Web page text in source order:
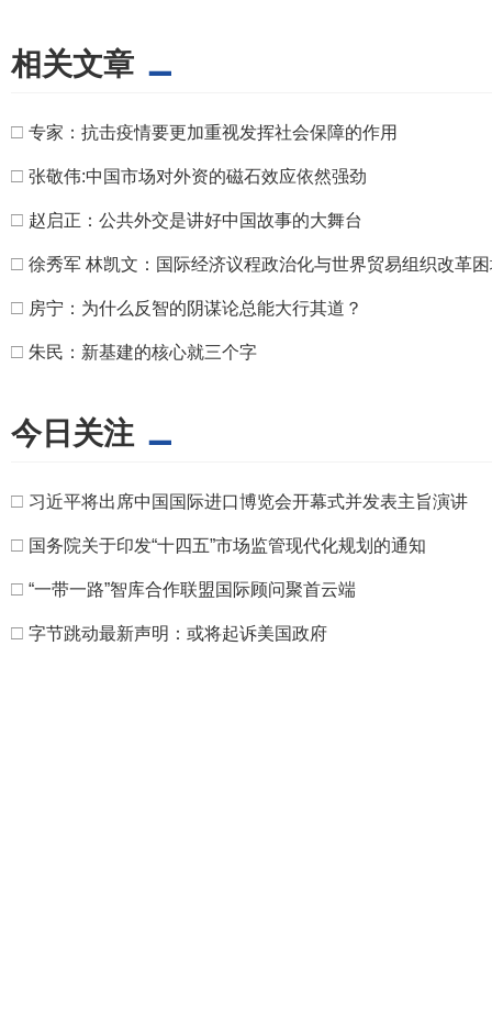
相关文章
□ 专家：抗击疫情要更加重视发挥社会保障的作用
□ 张敬伟:中国市场对外资的磁石效应依然强劲
□ 赵启正：公共外交是讲好中国故事的大舞台
□ 徐秀军 林凯文：国际经济议程政治化与世界贸易组织改革
□ 房宁：为什么反智的阴谋论总能大行其道？
□ 朱民：新基建的核心就三个字
今日关注
□ 习近平将出席中国国际进口博览会开幕式并发表主旨演讲
□ 国务院关于印发“十四五”市场监管现代化规划的通知
□ “一带一路”智库合作联盟国际顾问聚首云端
□ 字节跳动最新声明：或将起诉美国政府